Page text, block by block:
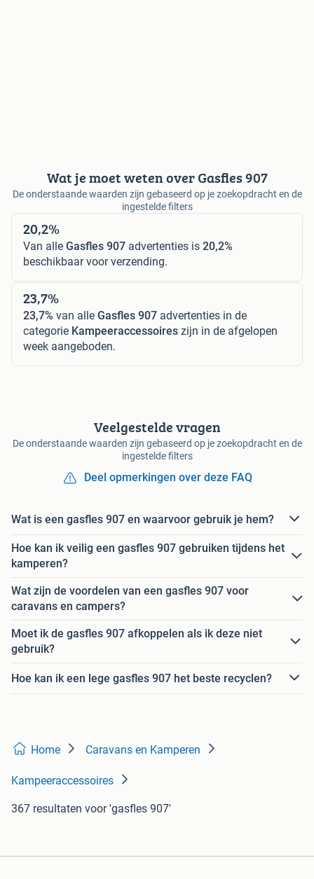
Wat je moet weten over Gasfles 907
De onderstaande waarden zijn gebaseerd op je zoekopdracht en de
ingestelde filters
20,2%
Van alle Gasfles 907 advertenties is 20,2%
beschikbaar voor verzending.
23,7%
23,7% van alle Gasfles 907 advertenties in de
categorie Kampeeraccessoires zijn in de afgelopen
week aangeboden.
Veelgestelde vragen
De onderstaande waarden zijn gebaseerd op je zoekopdracht en de
ingestelde filters
Deel opmerkingen over deze FAQ
Wat is een gasfles 907 en waarvoor gebruik je hem?
Hoe kan ik veilig een gasfles 907 gebruiken tijdens het
kamperen?
Wat zijn de voordelen van een gasfles 907 voor
caravans en campers?
Moet ik de gasfles 907 afkoppelen als ik deze niet
gebruik?
Hoe kan ik een lege gasfles 907 het beste recyclen?
Home Caravans en Kamperen
Kampeeraccessoires
367 resultaten voor 'gasfles 907'